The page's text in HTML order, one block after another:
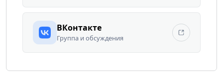
ВКонтакте
Группа и обсуждения